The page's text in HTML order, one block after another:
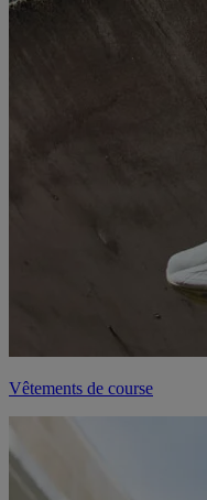
Vêtements de course